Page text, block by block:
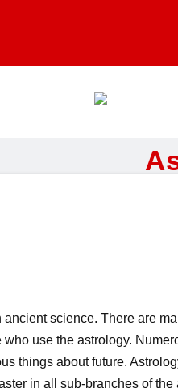
science. There are
who use the astrology.
things about future.
in all sub-branches of